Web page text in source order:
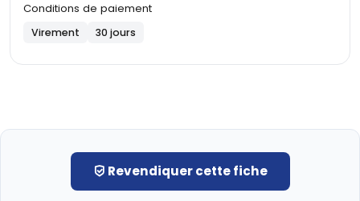
Conditions de paiement
Virement 30 jours
Revendiquer cette fiche